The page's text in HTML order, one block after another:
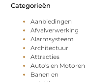
Categorieën
Aanbiedingen
Afvalverwerking
Alarmsysteem
Architectuur
Attracties
Auto's en Motoren
Banen en